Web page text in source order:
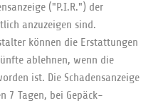
("P.I.R.") der
anzuzeigen sind.
können die Erstattungen
ablehnen, wenn die
ist. Die Schadensanzeige
7 Tagen, bei Gepäck-